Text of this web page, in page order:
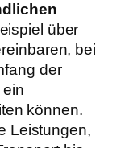
über
bei
der
können.
Leistungen,